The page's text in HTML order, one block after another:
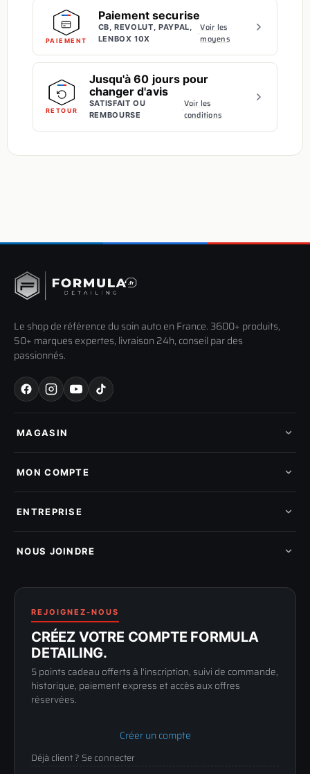
PAIEMENT
Paiement securise
CB, REVOLUT, PAYPAL,
LENBOX 10X
·Voir les
moyens
RETOUR
Jusqu'à 60 jours pour
changer d'avis
SATISFAIT OU
REMBOURSE
·Voir les
conditions
Le shop de référence du soin auto en France. 3600+ produits,
50+ marques expertes, livraison 24h, conseil par des
passionnés.
MAGASIN
Nos marques
Pads de polissage
Pièces détachées
MON COMPTE
Mes tickets SAV
Mon parrainage
Programme fidelite
ENTREPRISE
Compte pro
Politique de retour
Conditions générales
Mentions légales
Confidentialité
NOUS JOINDRE
89100 SENS
03 73 61 02 02
Lun-Ven
9h-12h / 14h-17h
REJOIGNEZ-NOUS
CRÉEZ VOTRE COMPTE FORMULA
DETAILING.
5 points cadeau offerts à l'inscription, suivi de commande,
historique, paiement express et accès aux offres
réservées.
Créer un compte
Déjà client ? Se connecter